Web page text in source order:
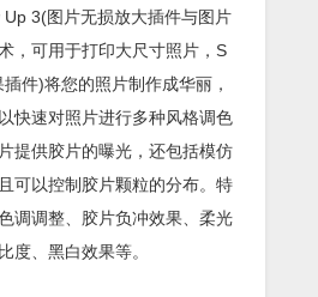
3(图片无损放大插件与图片
，可用于打印大尺寸照片，S
件)将您的照片制作成华丽，
快速对照片进行多种风格调色
提供胶片的曝光，还包括模仿
可以控制胶片颗粒的分布。特
调调整、胶片负冲效果、柔光
度、黑白效果等。